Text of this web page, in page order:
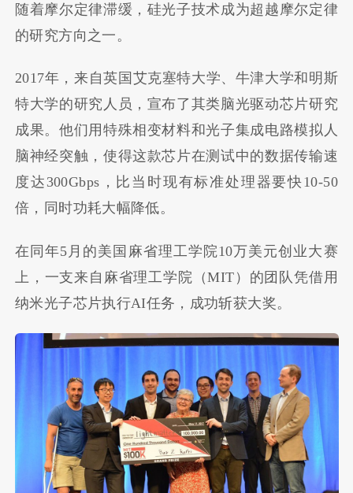
随着摩尔定律滞缓，硅光子技术成为超越摩尔定律
的研究方向之一。
2017年，来自英国艾克塞特大学、牛津大学和明斯
特大学的研究人员，宣布了其类脑光驱动芯片研究
成果。他们用特殊相变材料和光子集成电路模拟人
脑神经突触，使得这款芯片在测试中的数据传输速
度达300Gbps，比当时现有标准处理器要快10-50
倍，同时功耗大幅降低。
在同年5月的美国麻省理工学院10万美元创业大赛
上，一支来自麻省理工学院（MIT）的团队凭借用
纳米光子芯片执行AI任务，成功斩获大奖。